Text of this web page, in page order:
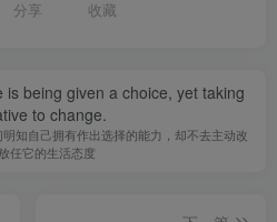
分享 收藏
being given a choice, yet taking
to change.
知自己拥有作出选择的能力，却不去主动改
任它的生活态度